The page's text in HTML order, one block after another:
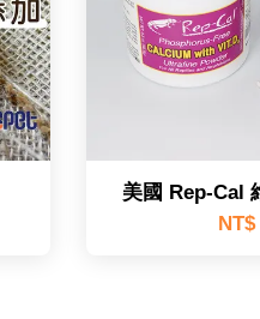
美國 Rep-Cal
NT$